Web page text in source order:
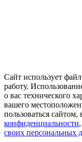
Сайт использует
работу.
о вас технического
вашего
пользоваться сайтом,
конфиденциальности
своих персональных